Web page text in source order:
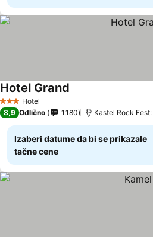
3 Zvezdice
Hotel
Hotel Grand
8,9 Odlično 1.180 Kastel Rock
Izaberi datume da bi se prikazale
tačne cene